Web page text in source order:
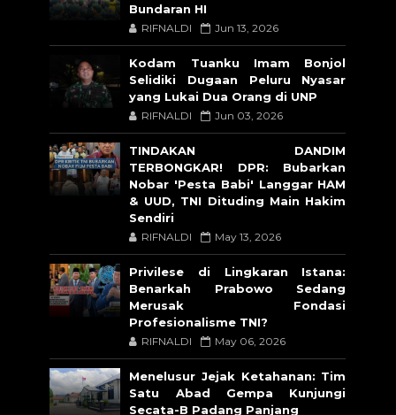
Bundaran HI
RIFNALDI Jun 13, 2026
Kodam Tuanku Imam Bonjol
Selidiki Dugaan Peluru Nyasar
yang Lukai Dua Orang di UNP
RIFNALDI Jun 03, 2026
TINDAKAN DANDIM
TERBONGKAR! DPR: Bubarkan
Nobar 'Pesta Babi' Langgar HAM
& UUD, TNI Dituding Main Hakim
Sendiri
RIFNALDI May 13, 2026
Privilese di Lingkaran Istana:
Benarkah Prabowo Sedang
Merusak Fondasi
Profesionalisme TNI?
RIFNALDI May 06, 2026
Menelusur Jejak Ketahanan: Tim
Satu Abad Gempa Kunjungi
Secata-B Padang Panjang